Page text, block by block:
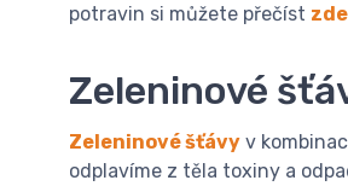
potravin si můžete přečíst zde
Zeleninové
Zeleninové šťávy v
odplavíme z těla toxiny a